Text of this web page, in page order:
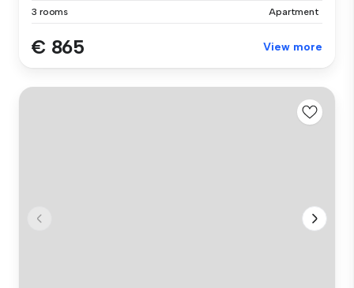
3 rooms Apartment
€ 865 View more